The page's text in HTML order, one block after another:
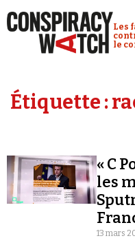
Les
le
Vidéos
Étiquette :
« C
les
13 mars